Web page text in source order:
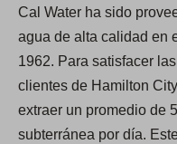
Cal Water ha sido
agua de alta calidad en
1962. Para satisfacer
clientes de Hamilton
extraer un promedio de
subterránea por día.